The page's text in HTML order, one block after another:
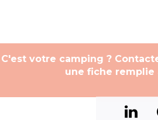
C'est votre camping ?
une fiche remplie